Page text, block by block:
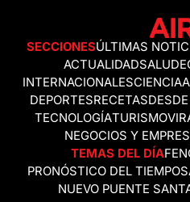
SECCIONESÚLTIMAS
ACTUALIDADSALUD
INTERNACIONALESCIENCIA
DEPORTESRECETAS
TECNOLOGÍATURISMO
NEGOCIOS Y
TEMAS DEL DÍA
PRONÓSTICO DEL TIEMPO
NUEVO PUENTE